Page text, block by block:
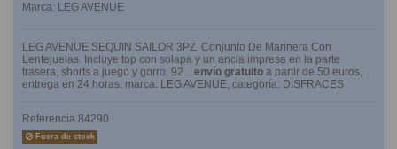
Marca: LEG AVENUE
LEG AVENUE SEQUIN SAILOR 3PZ. Conjunto De Marinera Con
Lentejuelas. Incluye top con solapa y un ancla impresa en la parte
trasera, shorts a juego y gorro. 92... envío gratuito a partir de 50 euros,
entrega en 24 horas, marca: LEG AVENUE, categoría: DISFRACES
Referencia 84290
Fuera de stock